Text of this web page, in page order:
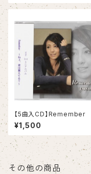
【5曲入CD】Remember
¥1,500
その他の商品